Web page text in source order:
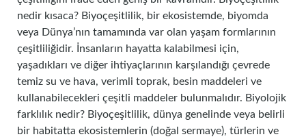
nedir kısaca? Biyoçeşitlilik, bir ekosistemde, biyomda
veya Dünya’nın tamamında var olan yaşam formlarının
çeşitliliğidir. İnsanların hayatta kalabilmesi için,
yaşadıkları ve diğer ihtiyaçlarının karşılandığı çevrede
temiz su ve hava, verimli toprak, besin maddeleri ve
kullanabilecekleri çeşitli maddeler bulunmalıdır. Biyolojik
farklılık nedir? Biyoçeşitlilik, dünya genelinde veya belirli
bir habitatta ekosistemlerin (doğal sermaye), türlerin ve